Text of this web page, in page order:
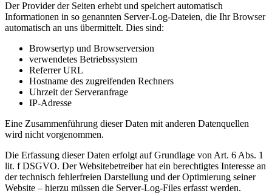
Der Provider der Seiten erhebt und speichert automatisch
Informationen in so genannten Server-Log-Dateien, die Ihr Browser
automatisch an uns übermittelt. Dies sind:
Browsertyp und Browserversion
verwendetes Betriebssystem
Referrer URL
Hostname des zugreifenden Rechners
Uhrzeit der Serveranfrage
IP-Adresse
Eine Zusammenführung dieser Daten mit anderen Datenquellen
wird nicht vorgenommen.
Die Erfassung dieser Daten erfolgt auf Grundlage von Art. 6 Abs. 1
lit. f DSGVO. Der Websitebetreiber hat ein berechtigtes Interesse an
der technisch fehlerfreien Darstellung und der Optimierung seiner
Website – hierzu müssen die Server-Log-Files erfasst werden.